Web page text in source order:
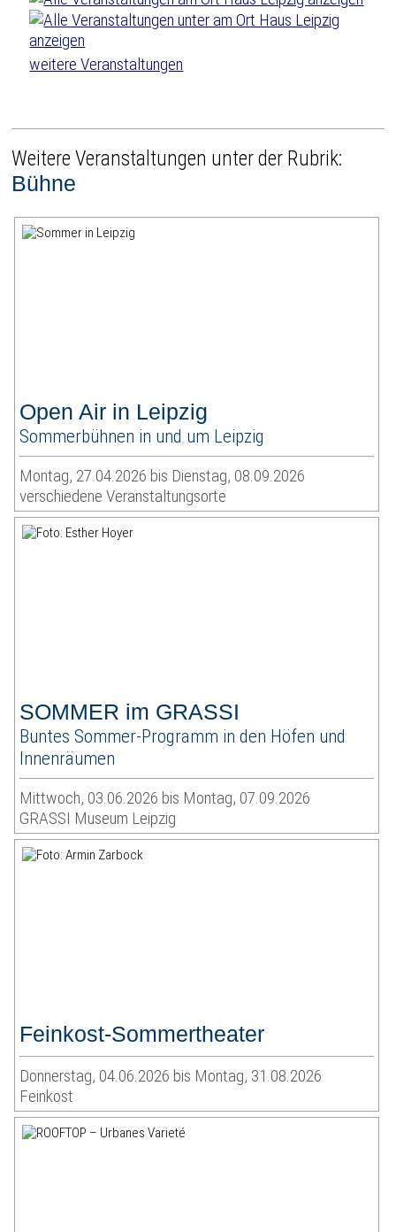
weitere Veranstaltungen
Weitere Veranstaltungen unter der Rubrik:
Bühne
Open Air in Leipzig
Sommerbühnen in und um Leipzig
Montag, 27.04.2026 bis Dienstag, 08.09.2026
verschiedene Veranstaltungsorte
SOMMER im GRASSI
Buntes Sommer-Programm in den Höfen und
Innenräumen
Mittwoch, 03.06.2026 bis Montag, 07.09.2026
GRASSI Museum Leipzig
Feinkost-Sommertheater
Donnerstag, 04.06.2026 bis Montag, 31.08.2026
Feinkost